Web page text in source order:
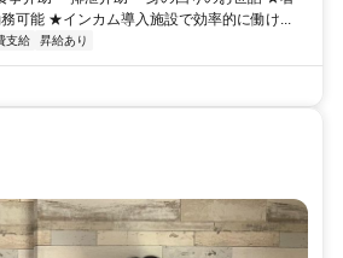
可能 ★インカム導入施設で効率的に働け...
支給 昇給あり